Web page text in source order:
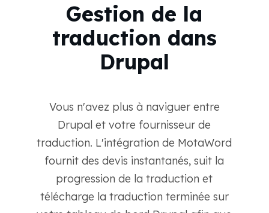
Gestion de la
traduction dans
Drupal
Vous n'avez plus à naviguer entre
Drupal et votre fournisseur de
traduction. L'intégration de MotaWord
fournit des devis instantanés, suit la
progression de la traduction et
télécharge la traduction terminée sur